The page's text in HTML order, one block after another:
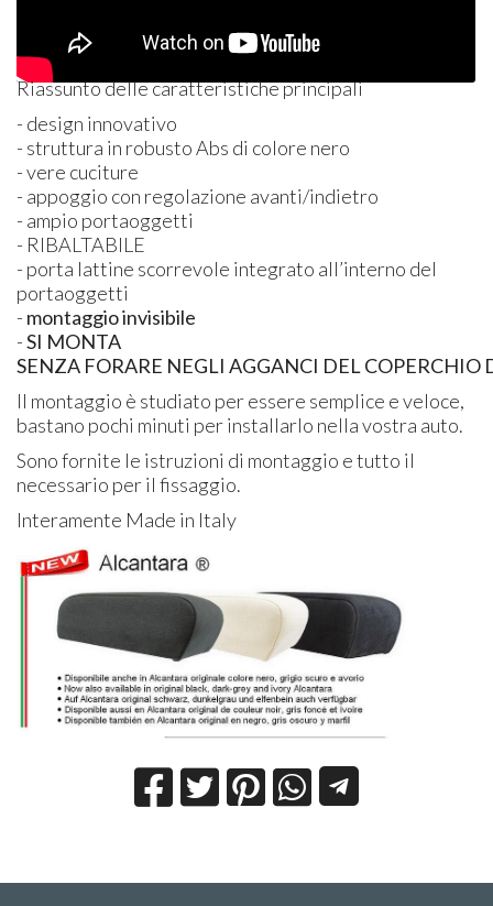
Riassunto delle caratteristiche principali
- design innovativo
- struttura in robusto Abs di colore nero
- vere cuciture
- appoggio con regolazione avanti/indietro
- ampio portaoggetti
- RIBALTABILE
- porta lattine scorrevole integrato all’interno del
portaoggetti
- montaggio invisibile
-SI MONTA
SENZA FORARE NEGLI AGGANCI DEL COPERCHIO
Il montaggio è studiato per essere semplice e veloce,
bastano pochi minuti per installarlo nella vostra auto.
Sono fornite le istruzioni di montaggio e tutto il
necessario per il fissaggio.
Interamente Made in Italy